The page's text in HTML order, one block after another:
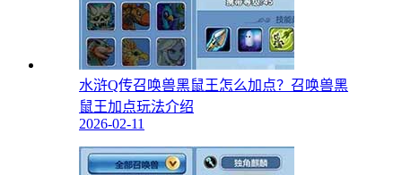
水浒Q传召唤兽黑鼠王怎么加点？召唤兽黑
鼠王加点玩法介绍
2026-02-11